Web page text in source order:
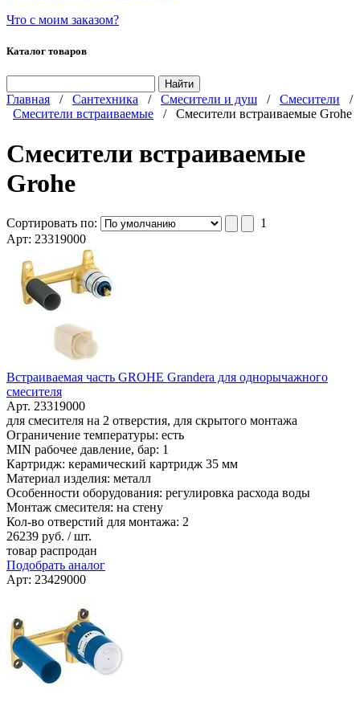
Что с моим заказом?
Каталог товаров
Главная / Сантехника / Смесители и душ / Смесители /
Смесители встраиваемые / Смесители встраиваемые Grohe
Смесители встраиваемые
Grohe
Сортировать по:
1
Арт: 23319000
Встраиваемая часть GROHE Grandera для однорычажного
смесителя
Арт. 23319000
для смесителя на 2 отверстия, для скрытого монтажа
Ограничение температуры: есть
MIN рабочее давление, бар: 1
Картридж: керамический картридж 35 мм
Материал изделия: металл
Особенности оборудования: регулировка расхода воды
Монтаж смесителя: на стену
Кол-во отверстий для монтажа: 2
26239 руб. / шт.
товар распродан
Подобрать аналог
Арт: 23429000